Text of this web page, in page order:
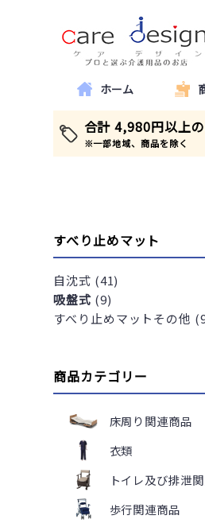
ホーム
合計 4,980円以上
※一部地域、商品を除く
すべり止めマット
自沈式 (41)
吸盤式(9)
すべり止めマットその他
商品カテゴリー
床周り関連商品
衣類
トイレ及び排泄
歩行関連商品